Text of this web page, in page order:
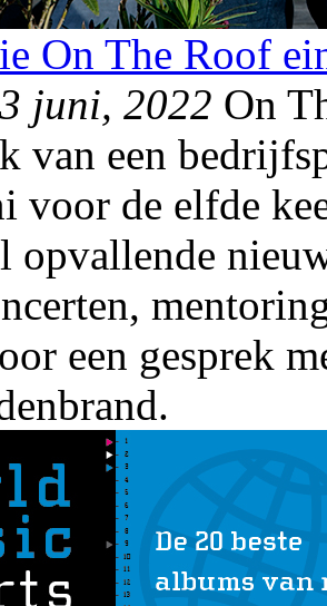
On The Roof
juni, 2022 On
van een
voor de elfde
opvallende
een gesprek